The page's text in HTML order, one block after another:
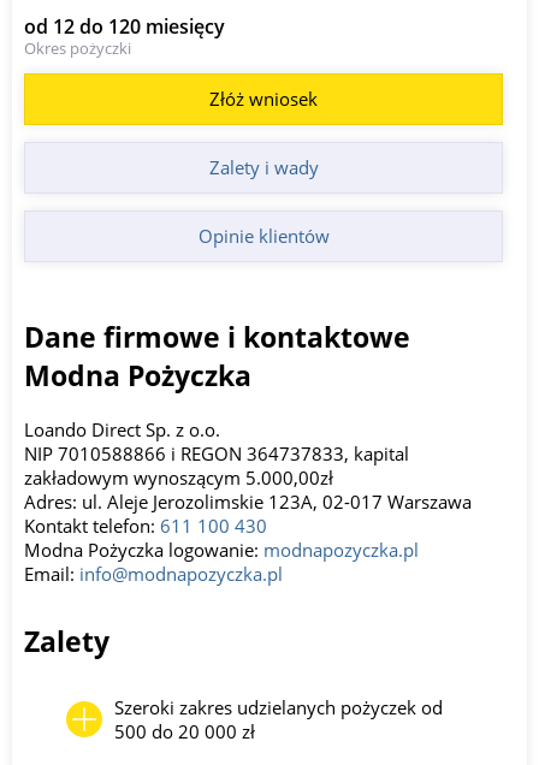
od 12 do 120 miesięcy
Okres pożyczki
Złóż wniosek
Zalety i wady
Opinie klientów
Dane firmowe i kontaktowe
Modna Pożyczka
Loando Direct Sp. z o.o.
NIP 7010588866 i REGON 364737833, kapital
zakładowym wynoszącym 5.000,00zł
Adres: ul. Aleje Jerozolimskie 123A, 02-017 Warszawa
Kontakt telefon: 611 100 430
Modna Pożyczka logowanie: modnapozyczka.pl
Email: info@modnapozyczka.pl
Zalety
Szeroki zakres udzielanych pożyczek od
500 do 20 000 zł